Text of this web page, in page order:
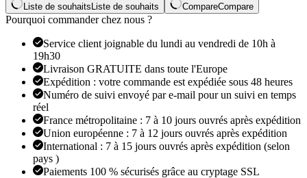
Liste de souhaitsListe de souhaits CompareCompare
Pourquoi commander chez nous ?
Service client joignable du lundi au vendredi de 10h à
19h30
Livraison GRATUITE dans toute l'Europe
Expédition : votre commande est expédiée sous 48 heures
Numéro de suivi envoyé par e-mail pour un suivi en temps
réel
France métropolitaine : 7 à 10 jours ouvrés après expédition
Union européenne : 7 à 12 jours ouvrés après expédition
International : 7 à 15 jours ouvrés après expédition (selon
pays )
Paiements 100 % sécurisés grâce au cryptage SSL